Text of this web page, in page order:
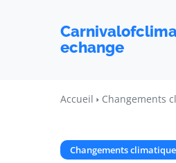
echange
Accueil Changements
Changements